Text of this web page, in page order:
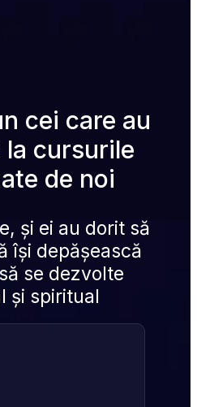
cei care au
cursurile
de noi
și ei au dorit să
își depășească
se dezvolte
și spiritual